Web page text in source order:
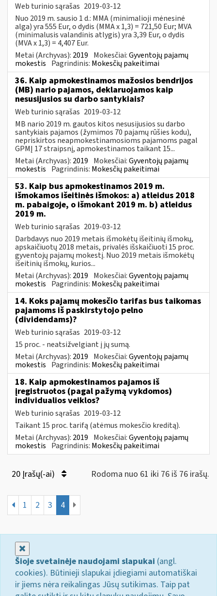
Web turinio sąrašas 2019-03-12
Nuo 2019 m. sausio 1 d.: MMA (minimalioji mėnesinė
alga) yra 555 Eur, o dydis (MMA x 1,3) = 721,50 Eur; MVA
(minimalusis valandinis atlygis) yra 3,39 Eur, o dydis
(MVA x 1,3) = 4,407 Eur.
Metai (Archyvas): 2019 Mokesčiai:Gyventojų pajamų
mokestis Pagrindinis: Mokesčių pakeitimai
36. Kaip apmokestinamos mažosios bendrijos
(MB) nario pajamos, deklaruojamos kaip
nesusijusios su darbo santykiais?
Web turinio sąrašas 2019-03-12
MB nario 2019 m. gautos kitos nesusijusios su darbo
santykiais pajamos (žymimos 70 pajamų rūšies kodu),
nepriskirtos neapmokestinamosioms pajamoms pagal
GPMĮ 17 straipsnį, apmokestinamos taikant 15...
Metai (Archyvas): 2019 Mokesčiai:Gyventojų pajamų
mokestis Pagrindinis: Mokesčių pakeitimai
53. Kaip bus apmokestinamos 2019 m.
išmokamos išeitinės išmokos: a) atleidus 2018
m. pabaigoje, o išmokant 2019 m. b) atleidus
2019 m.
Web turinio sąrašas 2019-03-12
Darbdavys nuo 2019 metais išmokėtų išeitinių išmokų,
apskaičiuotų 2018 metais, privalės išskaičiuoti 15 proc.
gyventojų pajamų mokestį. Nuo 2019 metais išmokėtų
išeitinių išmokų, kurios...
Metai (Archyvas): 2019 Mokesčiai:Gyventojų pajamų
mokestis Pagrindinis: Mokesčių pakeitimai
14. Koks pajamų mokesčio tarifas bus taikomas
pajamoms iš paskirstytojo pelno
(dividendams)?
Web turinio sąrašas 2019-03-12
15 proc. - neatsižvelgiant į jų sumą.
Metai (Archyvas): 2019 Mokesčiai:Gyventojų pajamų
mokestis Pagrindinis: Mokesčių pakeitimai
18. Kaip apmokestinamos pajamos iš
įregistruotos (pagal pažymą vykdomos)
individualios veiklos?
Web turinio sąrašas 2019-03-12
Taikant 15 proc. tarifą (atėmus mokesčio kreditą).
Metai (Archyvas): 2019 Mokesčiai:Gyventojų pajamų
mokestis Pagrindinis: Mokesčių pakeitimai
20 Įrašų(-ai) Rodoma nuo 61 iki 76 iš 76 irašų.
1 2 3 4
Šioje svetainėje naudojami slapukai (angl.
cookies). Būtinieji slapukai įdiegiami automatiškai
ir jiems nėra reikalingas Jūsų sutikimas. Taip pat